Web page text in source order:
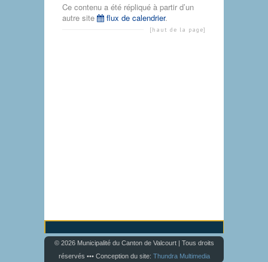
Ce contenu a été répliqué à partir d’un
autre site
flux de calendrier.
[haut de la page]
© 2026 Municipalité du Canton de Valcourt | Tous droits
réservés ••• Conception du site: Thundra Multimedia